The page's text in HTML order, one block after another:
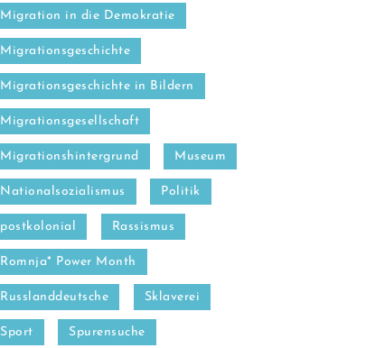
Migration in die Demokratie
Migrationsgeschichte
Migrationsgeschichte in Bildern
Migrationsgesellschaft
Migrationshintergrund Museum
Nationalsozialismus Politik
postkolonial Rassismus
Romnja* Power Month
Russlanddeutsche Sklaverei
Sport Spurensuche